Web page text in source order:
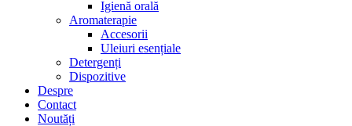
Igienă orală
Aromaterapie
Accesorii
Uleiuri esențiale
Detergenți
Dispozitive
Despre
Contact
Noutăți